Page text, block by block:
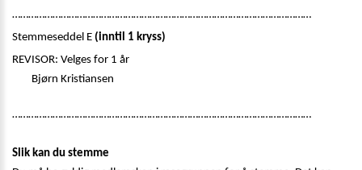
…………………………………………………………………………………………………
Stemmeseddel E (inntil 1 kryss)
REVISOR: Velges for 1 år
Bjørn Kristiansen
…………………………………………………………………………………………………
Slik kan du stemme